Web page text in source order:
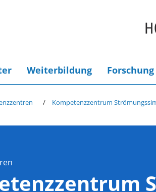
Weiterbildung Forschung
Kompetenzzentrum